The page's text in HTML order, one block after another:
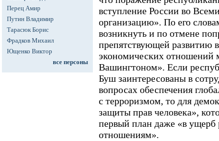
Перец Амир
Путин Владимир
Тарасюк Борис
Фрадков Михаил
Ющенко Виктор
все персоны
вступление России во
организацию». По его
возникнуть и по отмене
препятствующей развитию
экономических
Вашингтоном». Если
Буш заинтересованы в
вопросах обеспечения
с терроризмом, то для
защиты прав человека»,
первый план даже «в
отношениям».